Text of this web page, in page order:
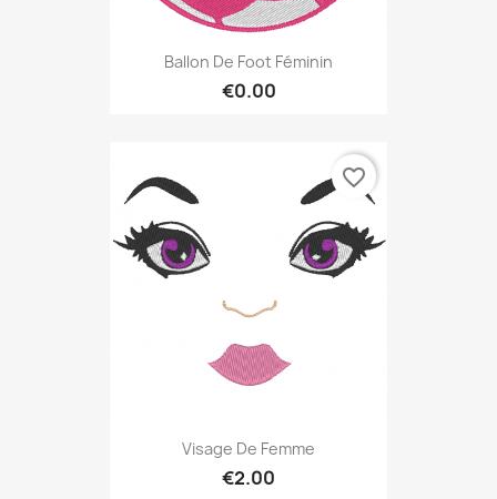
Ballon De Foot Féminin
€0.00
Visage De Femme
€2.00
favorite_border